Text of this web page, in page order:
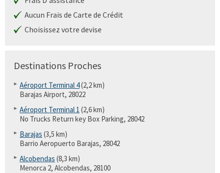
Aucun Frais de Carte de Crédit
Choisissez votre devise
Destinations Proches
Aéroport Terminal 4(2,2 km)
Barajas Airport, 28022
Aéroport Terminal 1 (2,6 km)
No Trucks Return key Box Parking, 28042
Barajas (3,5 km)
Barrio Aeropuerto Barajas, 28042
Alcobendas (8,3 km)
Menorca 2, Alcobendas, 28100